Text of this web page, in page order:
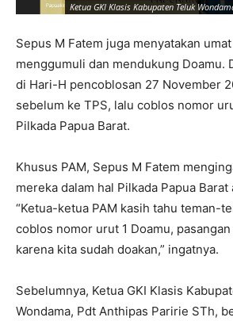
Ketua GKI Klasis Kabupaten Teluk
Sepus M Fatem juga menyatakan
menggumuli dan mendukung Doamu.
di Hari-H pencoblosan 27 November
sebelum ke TPS, lalu coblos nomor
Pilkada Papua Barat.
Khusus PAM, Sepus M Fatem
mereka dalam hal Pilkada Papua
“Ketua-ketua PAM kasih tahu teman-
coblos nomor urut 1 Doamu,
karena kita sudah doakan,” ingatnya.
Sebelumnya, Ketua GKI Klasis
Wondama, Pdt Anthipas Paririe STh,